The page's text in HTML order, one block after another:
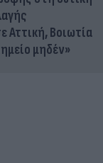
Αττική, Βοιωτία
μηδέν»